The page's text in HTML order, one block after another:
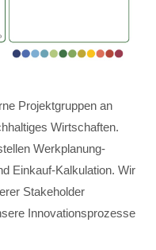
Projektgruppen an
Wirtschaften.
Werkplanung-
Einkauf-Kalkulation. Wir
Stakeholder
Innovationsprozesse